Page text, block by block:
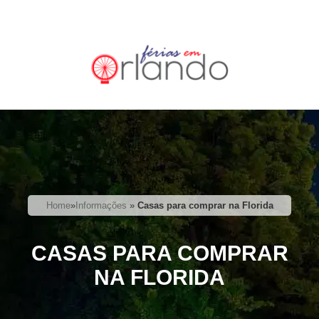
Home»Informações » Casas para comprar na Florida
CASAS PARA COMPRAR
NA FLORIDA